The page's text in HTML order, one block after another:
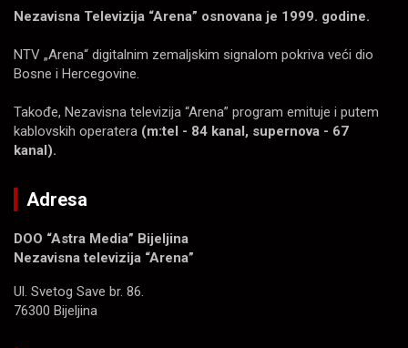
Nezavisna Televizija “Arena” osnovana je 1999. godine.
NTV „Arena“ digitalnim zemaljskim signalom pokriva veći dio
Bosne i Hercegovine.
Takođe, Nezavisna televizija “Arena” program emituje i putem
kablovskih operatera (m:tel - 84 kanal, supernova - 67
kanal).
Adresa
DOO “Astra Media” Bijeljina
Nezavisna televizija “Arena”
Ul. Svetog Save br. 86.
76300 Bijeljina